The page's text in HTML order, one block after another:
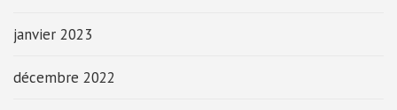
janvier 2023
décembre 2022